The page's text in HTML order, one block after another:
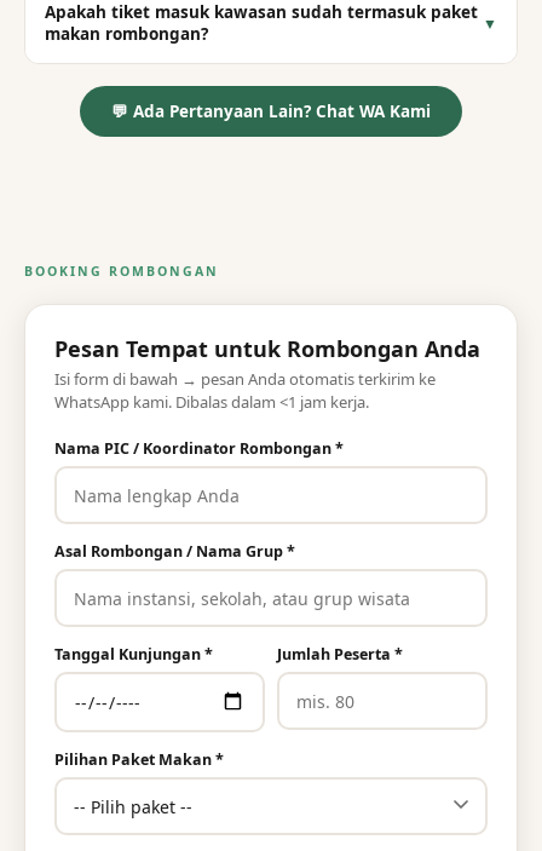
Apakah tiket masuk kawasan sudah termasuk paket
makan rombongan?
▼
💬 Ada Pertanyaan Lain? Chat WA Kami
BOOKING ROMBONGAN
Pesan Tempat untuk Rombongan Anda
Isi form di bawah → pesan Anda otomatis terkirim ke
WhatsApp kami. Dibalas dalam <1 jam kerja.
Nama PIC / Koordinator Rombongan *
Asal Rombongan / Nama Grup *
Tanggal Kunjungan * Jumlah Peserta *
Pilihan Paket Makan *